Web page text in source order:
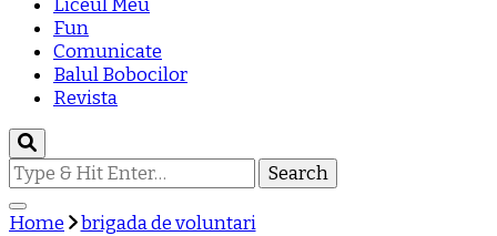
Liceul Meu
Fun
Comunicate
Balul Bobocilor
Revista
Looking
for
Something?
Home brigada de voluntari